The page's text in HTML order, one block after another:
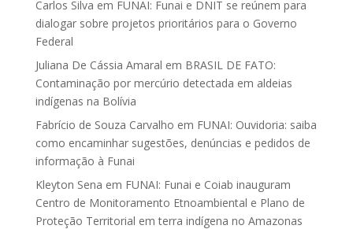
Carlos Silva em FUNAI: Funai e DNIT se reúnem para
dialogar sobre projetos prioritários para o Governo
Federal
Juliana De Cássia Amaral em BRASIL DE FATO:
Contaminação por mercúrio detectada em aldeias
indígenas na Bolívia
Fabrício de Souza Carvalho em FUNAI: Ouvidoria: saiba
como encaminhar sugestões, denúncias e pedidos de
informação à Funai
Kleyton Sena em FUNAI: Funai e Coiab inauguram
Centro de Monitoramento Etnoambiental e Plano de
Proteção Territorial em terra indígena no Amazonas